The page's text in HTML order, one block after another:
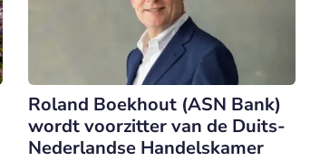
Roland Boekhout (ASN Bank)
wordt voorzitter van de Duits-
Nederlandse Handelskamer